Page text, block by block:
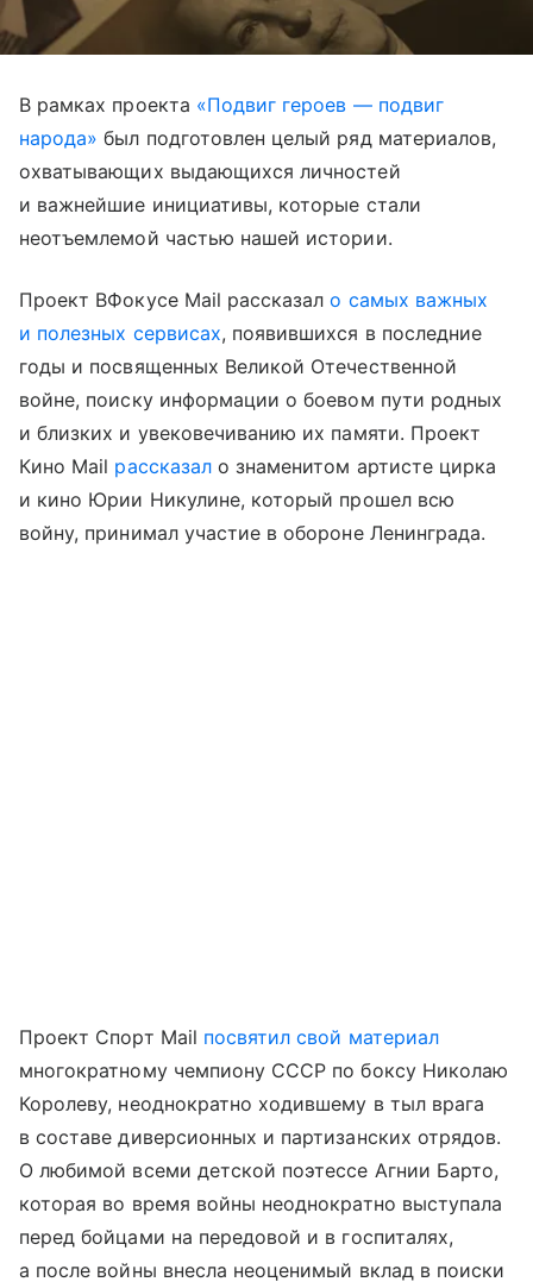
В рамках проекта «Подвиг героев — подвиг
народа» был подготовлен целый ряд материалов,
охватывающих выдающихся личностей
и важнейшие инициативы, которые стали
неотъемлемой частью нашей истории.
Проект ВФокусе Mail рассказал о самых важных
и полезных сервисах, появившихся в последние
годы и посвященных Великой Отечественной
войне, поиску информации о боевом пути родных
и близких и увековечиванию их памяти. Проект
Кино Mail рассказало знаменитом артисте цирка
и кино Юрии Никулине, который прошел всю
войну, принимал участие в обороне Ленинграда.
Проект Спорт Mail посвятил свой материал
многократному чемпиону СССР по боксу Николаю
Королеву, неоднократно ходившему в тыл врага
в составе диверсионных и партизанских отрядов.
О любимой всеми детской поэтессе Агнии Барто,
которая во время войны неоднократно выступала
перед бойцами на передовой и в госпиталях,
а после войны внесла неоценимый вклад в поиски